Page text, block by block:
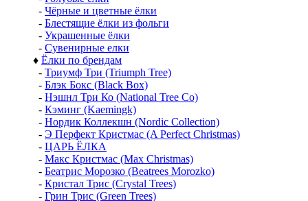
- Чёрные и цветные ёлки
- Блестящие ёлки из фольги
- Украшенные ёлки
- Сувенирные елки
♦ Ёлки по брендам
- Триумф Три (Triumph Tree)
- Блэк Бокс (Black Box)
- Нэшнл Три Ко (National Tree Co)
- Кэминг (Kaemingk)
- Нордик Коллекшн (Nordic Collection)
- Э Перфект Кристмас (A Perfect Christmas)
- ЦАРЬ ЁЛКА
- Макс Кристмас (Max Christmas)
- Беатрис Морозко (Beatrees Morozko)
- Кристал Трис (Crystal Trees)
- Грин Трис (Green Trees)